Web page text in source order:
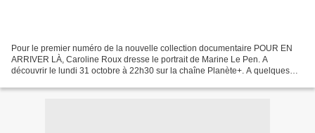
Pour le premier numéro de la nouvelle collection documentaire POUR EN
ARRIVER LÀ, Caroline Roux dresse le portrait de Marine Le Pen. A
découvrir le lundi 31 octobre à 22h30 sur la chaîne Planète+. A quelques